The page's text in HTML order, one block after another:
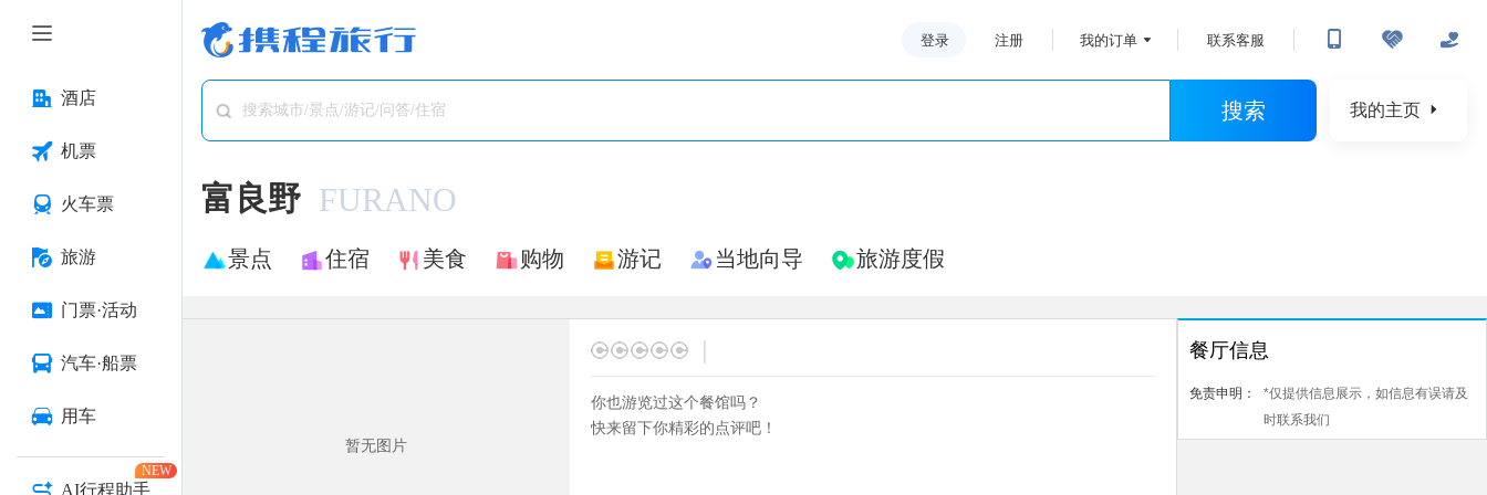
酒店
机票
火车票
旅游
门票·活动
汽车·船票
用车
AI行程助手
NEW
登录 注册 我的订单 联系客服
搜索城市/景点/游记/问答/住宿 搜索 我的主页
富良野 FURANO
景点 住宿 美食 购物 游记 当地向导 旅游度假
暂无图片
|
你也游览过这个餐馆吗？
快来留下你精彩的点评吧！
餐厅信息
免责申明：
*仅提供信息展示，如信息有误请及
时联系我们